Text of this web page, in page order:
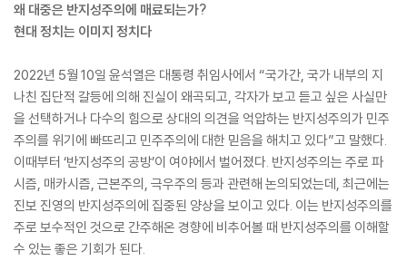
왜 대중은 반지성주의에 매료되는가?
현대 정치는 이미지 정치다
2022년 5월 10일 윤석열은 대통령 취임사에서 “국가간, 국가 내부의 지
나친 집단적 갈등에 의해 진실이 왜곡되고, 각자가 보고 듣고 싶은 사실만
을 선택하거나 다수의 힘으로 상대의 의견을 억압하는 반지성주의가 민주
주의를 위기에 빠뜨리고 민주주의에 대한 믿음을 해치고 있다”고 말했다.
이때부터 ‘반지성주의 공방’이 여야에서 벌어졌다. 반지성주의는 주로 파
시즘, 매카시즘, 근본주의, 극우주의 등과 관련해 논의되었는데, 최근에는
진보 진영의 반지성주의에 집중된 양상을 보이고 있다. 이는 반지성주의를
주로 보수적인 것으로 간주해온 경향에 비추어볼 때 반지성주의를 이해할
수 있는 좋은 기회가 된다.